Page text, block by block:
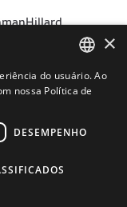
98142.7740 |
|
PORTUGUESE
×
do usuário. Ao
nossa Política de
DESEMPENHO